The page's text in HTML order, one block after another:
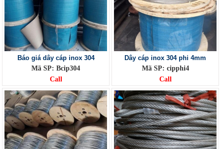
Báo giá dây cáp inox 304
Mã SP: Bcip304
Call
Dây cáp inox 304 phi 4mm
Mã SP: cipphi4
Call